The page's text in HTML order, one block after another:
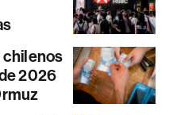
chilenos
2026